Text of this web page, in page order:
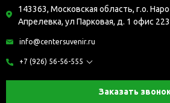
143363, Московская область, г.о.
Апрелевка, ул Парковая, д. 1 офис 223
info@centersuvenir.ru
+7 (926) 56-56-555
Заказать